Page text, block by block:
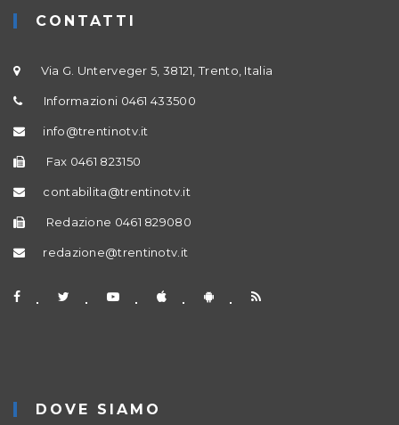
CONTATTI
Via G. Unterveger 5, 38121, Trento, Italia
Informazioni 0461 433500
info@trentinotv.it
Fax 0461 823150
contabilita@trentinotv.it
Redazione 0461 829080
redazione@trentinotv.it
DOVE SIAMO